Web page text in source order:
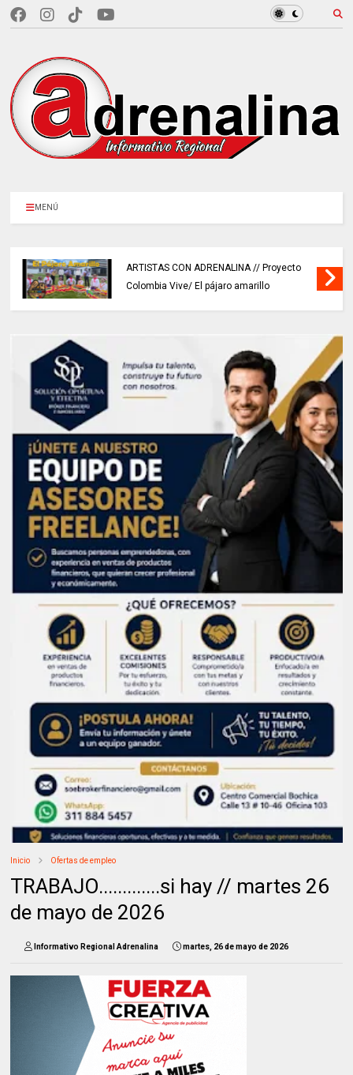
MENÚ
ARTISTAS CON ADRENALINA // Proyecto
Colombia Vive/ El pájaro amarillo
Inicio Ofertas de empleo
TRABAJO.............si hay // martes 26
de mayo de 2026
Informativo Regional Adrenalina martes, 26 de mayo de 2026